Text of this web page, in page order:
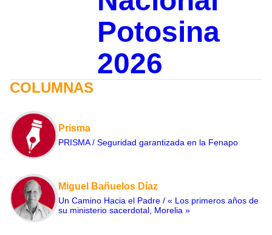
Potosina
2026
COLUMNAS
Prisma
PRISMA / Seguridad garantizada en la Fenapo
Miguel Bañuelos Díaz
Un Camino Hacia el Padre / « Los primeros años de
su ministerio sacerdotal, Morelia »